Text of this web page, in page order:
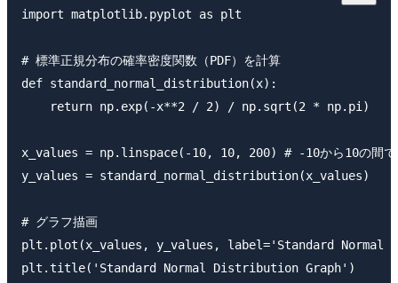
import matplotlib.pyplot as plt
# 標準正規分布の確率密度関数（PDF）を計算
def standard_normal_distribution(x):
    return np.exp(-x**2 / 2) / np.sqrt(2 * np.pi)
x_values = np.linspace(-10, 10, 200) # -10から10の間で等
y_values = standard_normal_distribution(x_values)
# グラフ描画
plt.plot(x_values, y_values, label='Standard
plt.title('Standard Normal Distribution Graph')